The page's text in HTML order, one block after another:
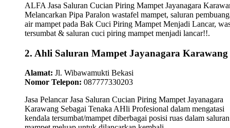
ALFA Jasa Saluran Cucian Piring Mampet Jayanagara
Melancarkan Pipa Paralon wastafel mampet, saluran
air mampet pada Bak Cuci Piring Mampet Menjadi Lancar,
tersumbat & saluran cuci piring mampet menjadi lancar!!.
2. Ahli Saluran Mampet Jayanagara Karawang
Alamat: Jl. Wibawamukti Bekasi
Nomor Telepon: 087777330203
Jasa Pelancar Jasa Saluran Cucian Piring Mampet Jayanagara
Karawang Sebagai Tenaka AHli Profesional dalam mengatasi
kendala tersumbat/mampet diberbagai posisi ruas dalam